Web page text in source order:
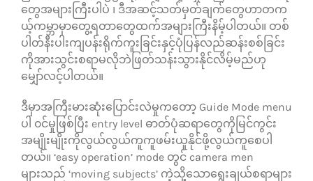
တွေအများကြီးပါပဲ ၊ ဒီအဆင့်သတ်မှတ်ချက်တွေဟာတက
ယ့်ကမ္ဘာမှာတွေ့ရတာတွေထက်အများကြီးနိမ့်ပါတယ်။ တစ်
ပါတ်နီးပါးကျပန်းရိုက်ကူးခြင်းနှင့်ပုံပြန်လည်ဆန်းစစ်ခြင်း
ကိုအားသွင်းစရာမလိုဘဲဖြတ်သန်းသွားနိုင်လိမ့်မည်ဟု
မျှော်လင့်ပါတယ်။
ဒီမှာအကြီးမားဆုံးပြောင်းလဲမှုကတော့ Guide Mode menu
ပါ ၀င်မှုဖြစ်ပြီး entry level ဓာတ်ပုံဆရာတွေကိုမြင်ကွင်း
အမျိုးမျိုးကိုလွယ်လွယ်ကူကူဖမ်းယူနိုင်ဖို့လွယ်ကူစေပါ
တယ်။ ‘easy operation’ mode တွင် camera men
များသည် ‘moving subjects’ ကဲ့သို့သောရွေးချယ်စရာများ